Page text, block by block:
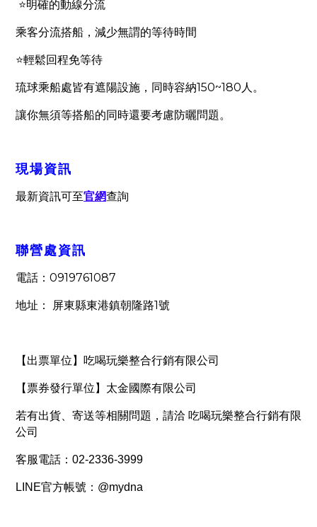
⭐明確的動線分流
乘客分流搭船，減少無謂的等待時間
⭐輕鬆回程免等待
琉球乘船處皆有遮陽設施，同時容納150~180 人。
讓你無須等搭船的同時還要考慮防曬問題。
現場資訊
最新資訊可至官網查詢
聯營處資訊
電話： 0919761087
地址： 屏東縣東港鎮朝隆路1號
【出票單位】吃喝玩樂整合行銷有限公司
【票券發行單位】太金國際有限公司
若有出貨、寄送等相關問題，請洽 吃喝玩樂整合行銷有限
公司
客服電話：02-2336-3999
LINE官方帳號：@mydna